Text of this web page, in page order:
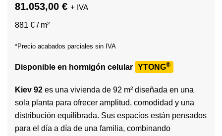
81.053,00 € + IVA
881 € / m²
*Precio acabados parciales sin IVA
Disponible en hormigón celular YTONG®
Kiev 92 es una vivienda de 92 m² diseñada en una
sola planta para ofrecer amplitud, comodidad y una
distribución equilibrada. Sus espacios están pensados
para el día a día de una familia, combinando